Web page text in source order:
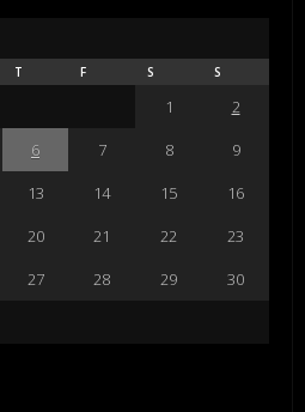
T F S S
1
2
6 7 8
9
13 14 15
16
20 21 22
23
27 28 29
30